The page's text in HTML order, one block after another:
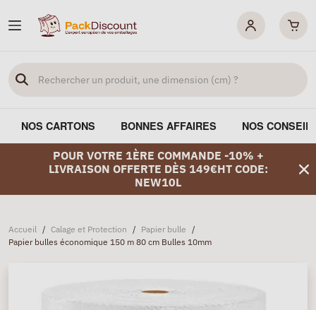
NOS CARTONS BONNES AFFAIRES NOS
POUR VOTRE 1ÈRE COMMANDE -10% +
LIVRAISON OFFERTE DÈS 149€HT CODE:
NEW10L
Accueil / Calage et Protection / Papier bulle /
Papier bulles économique 150 m 80 cm Bulles 10mm